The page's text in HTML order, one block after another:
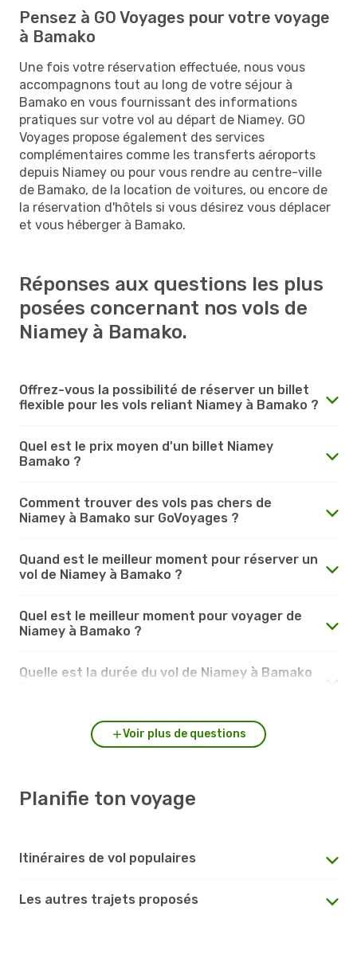
Pensez à GO Voyages pour votre voyage
à Bamako
Une fois votre réservation effectuée, nous vous
accompagnons tout au long de votre séjour à
Bamako en vous fournissant des informations
pratiques sur votre vol au départ de Niamey. GO
Voyages propose également des services
complémentaires comme les transferts aéroports
depuis Niamey ou pour vous rendre au centre-ville
de Bamako, de la location de voitures, ou encore de
la réservation d'hôtels si vous désirez vous déplacer
et vous héberger à Bamako.
Réponses aux questions les plus
posées concernant nos vols de
Niamey à Bamako.
Offrez-vous la possibilité de réserver un billet
flexible pour les vols reliant Niamey à Bamako ?
Quel est le prix moyen d'un billet Niamey
Bamako ?
Comment trouver des vols pas chers de
Niamey à Bamako sur GoVoyages ?
Quand est le meilleur moment pour réserver un
vol de Niamey à Bamako ?
Quel est le meilleur moment pour voyager de
Niamey à Bamako ?
Quelle est la durée du vol de Niamey à Bamako
Voir plus de questions
Planifie ton voyage
Itinéraires de vol populaires
Les autres trajets proposés